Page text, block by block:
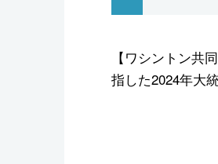
【ワシントン共
指した2024年大